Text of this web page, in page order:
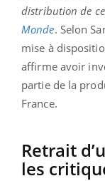
distribution de
Monde. Selon
mise à
affirme avoir
partie de la
France.
Retrait
les